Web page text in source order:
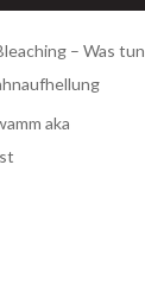
– Was tun
aka